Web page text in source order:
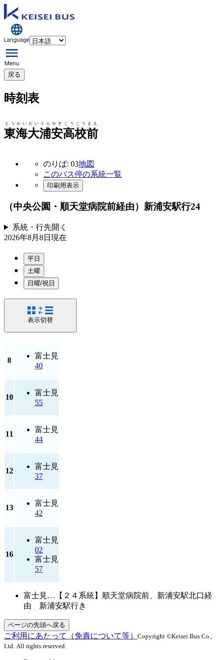
戻る
時刻表
東海大浦安高校前
とうかいだいうらやすこうこうまえ
のりば: 03地図
このバス停の系統一覧
印刷用表示
（中央公園・順天堂病院前経由）新浦安駅行24
系統・行先開く
2026年8月8日 現在
平日
土曜
日曜/祝日
表示切替
8
富士見
40
10
富士見
55
11
富士見
44
12
富士見
37
13
富士見
42
16
富士見
02
富士見
57
富士見…【２４系統】順天堂病院前、新浦安駅北口経
由 新浦安駅行き
ページの先頭へ戻る
ご利用にあたって（免責について等） Copyright ©Keisei Bus Co.,
Ltd. All rights reserved.